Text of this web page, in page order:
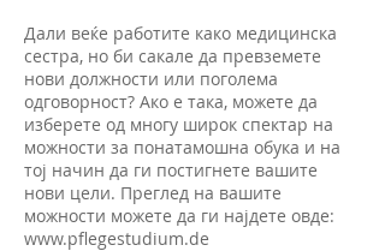
Дали веќе работите како медицинска
сестра, но би сакале да превземете
нови должности или поголема
одговорност? Ако е така, можете да
изберете од многу широк спектар на
можности за понатамошна обука и на
тој начин да ги постигнете вашите
нови цели. Преглед на вашите
можности можете да ги најдете овде:
www.pflegestudium.de